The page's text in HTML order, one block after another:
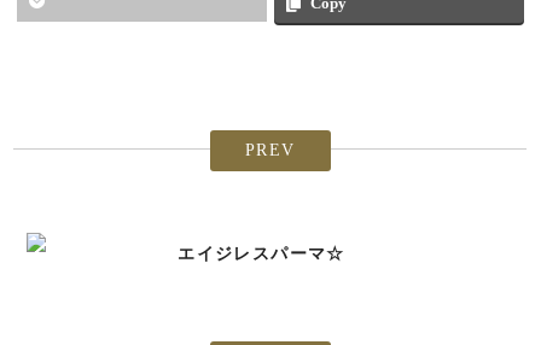
PREV
エイジレスパーマ☆